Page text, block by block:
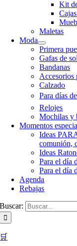
Kit
Maletas
Moda
Primera
Gafas de sol
Bandanas
Accesorios
Calzado
Para días
Relojes
Mochilas y
Momentos
Ideas
comunión,
Ideas
Para el día
Para el día
Agenda
Rebajas
Buscar:
🛒